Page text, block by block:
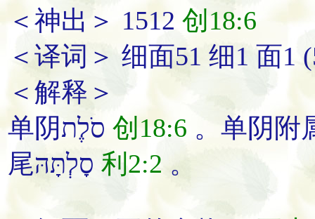
＜神出＞ 1512 创18:6
＜译词＞ 细面51 细1 面1
＜解释＞
创18:6
利2:2 。